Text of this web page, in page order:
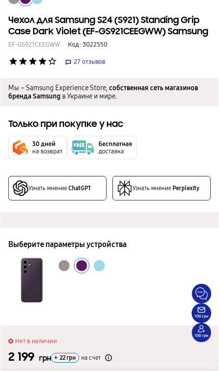
Чехол для Samsung S24 (S921) Standing Grip
Case Dark Violet (EF-GS921CEEGWW) Samsung
EF-GS921CEEGWW Код: 3022550
star star star star star_border 27 отзывов
Мы – Samsung Experience Store,собственная сеть магазинов
бренда Samsung в Украине и мире.
Только при покупке у нас
Узнать мнение ChatGPT Узнать мнение Perplexity
Выберите параметры устройства
Нет в наличии
2 199 грн + 22 грн на счет